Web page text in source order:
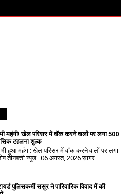
महंगी! खेल परिसर में वॉक करने वालों पर लगा ₹500
टहलना शुल्क
हुआ महंगा: खेल परिसर में वॉक करने वालों पर लगा
तीनबत्ती न्यूज : 06 अगस्त, 2026 सागर...
पुलिसकर्मी ससुर ने पारिवारिक विवाद में की